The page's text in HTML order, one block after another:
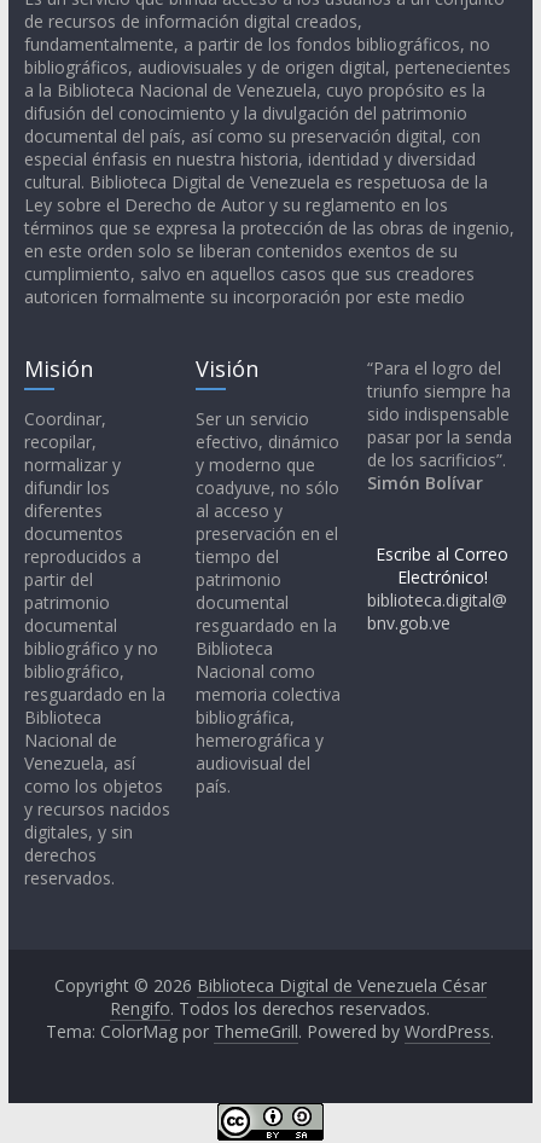
de recursos de información digital creados,
fundamentalmente, a partir de los fondos bibliográficos, no
bibliográficos, audiovisuales y de origen digital, pertenecientes
a la Biblioteca Nacional de Venezuela, cuyo propósito es la
difusión del conocimiento y la divulgación del patrimonio
documental del país, así como su preservación digital, con
especial énfasis en nuestra historia, identidad y diversidad
cultural. Biblioteca Digital de Venezuela es respetuosa de la
Ley sobre el Derecho de Autor y su reglamento en los
términos que se expresa la protección de las obras de ingenio,
en este orden solo se liberan contenidos exentos de su
cumplimiento, salvo en aquellos casos que sus creadores
autoricen formalmente su incorporación por este medio
Misión
Coordinar,
recopilar,
normalizar y
difundir los
diferentes
documentos
reproducidos a
partir del
patrimonio
documental
bibliográfico y no
bibliográfico,
resguardado en la
Biblioteca
Nacional de
Venezuela, así
como los objetos
y recursos nacidos
digitales, y sin
derechos
reservados.
Visión
Ser un servicio
efectivo, dinámico
y moderno que
coadyuve, no sólo
al acceso y
preservación en el
tiempo del
patrimonio
documental
resguardado en la
Biblioteca
Nacional como
memoria colectiva
bibliográfica,
hemerográfica y
audiovisual del
país.
“Para el logro del
triunfo siempre ha
sido indispensable
pasar por la senda
de los sacrificios”.
Simón Bolívar
Escribe al Correo
Electrónico!
biblioteca.digital@
bnv.gob.ve
Copyright © 2026 Biblioteca Digital de Venezuela César
Rengifo. Todos los derechos reservados.
Tema: ColorMag por ThemeGrill. Powered byWordPress.